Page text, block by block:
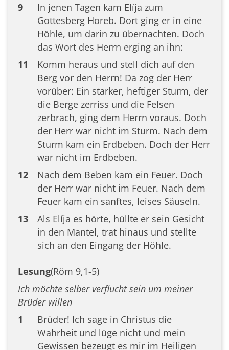
9
In jenen Tagen kam Elíja zum
Gottesberg Horeb. Dort ging er in eine
Höhle, um darin zu übernachten. Doch
das Wort des Herrn erging an ihn:
11
Komm heraus und stell dich auf den
Berg vor den Herrn! Da zog der Herr
vorüber: Ein starker, heftiger Sturm, der
die Berge zerriss und die Felsen
zerbrach, ging dem Herrn voraus. Doch
der Herr war nicht im Sturm. Nach dem
Sturm kam ein Erdbeben. Doch der Herr
war nicht im Erdbeben.
12
Nach dem Beben kam ein Feuer. Doch
der Herr war nicht im Feuer. Nach dem
Feuer kam ein sanftes, leises Säuseln.
13
Als Elíja es hörte, hüllte er sein Gesicht
in den Mantel, trat hinaus und stellte
sich an den Eingang der Höhle.
Lesung(Röm 9,1-5)
Ich möchte selber verflucht sein um meiner
Brüder willen
1
Brüder! Ich sage in Christus die
Wahrheit und lüge nicht und mein
Gewissen bezeugt es mir im Heiligen